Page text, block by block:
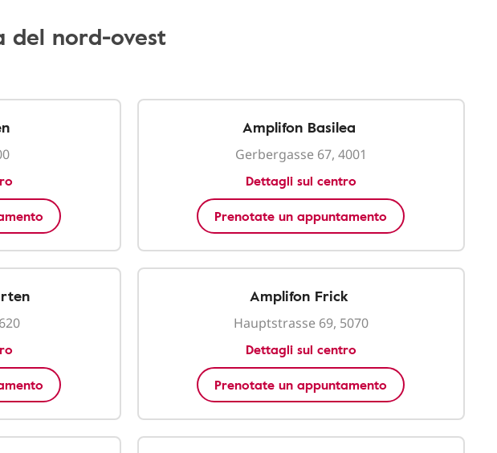
del nord-ovest
Amplifon Basilea
Gerbergasse 67, 4001
Dettagli sul centro
Prenotate un appuntamento
Amplifon Frick
Hauptstrasse 69, 5070
Dettagli sul centro
Prenotate un appuntamento